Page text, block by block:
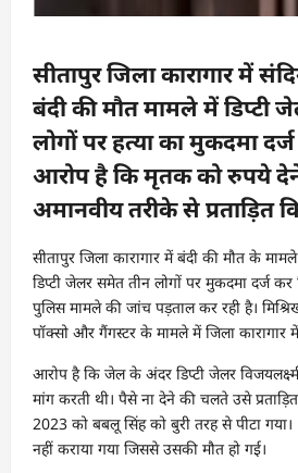
सीतापुर जिला कारागार में
बंदी की मौत मामले में डिप्टी
लोगों पर हत्या का मुकदमा
आरोप है कि मृतक को रुपये
अमानवीय तरीके से प्रताड़ित
सीतापुर जिला कारागार में बंदी की मौत के
डिप्टी जेलर समेत तीन लोगों पर मुकदमा दर्ज कर
पुलिस मामले की जांच पड़ताल कर रही है।
पॉक्सो और गैंगस्टर के मामले में जिला कारागार
आरोप है कि जेल के अंदर डिप्टी जेलर
मांग करती थी। पैसे ना देने की चलते उसे
2023 को बबलू सिंह को बुरी तरह से पीटा
नहीं कराया गया जिससे उसकी मौत हो गई।